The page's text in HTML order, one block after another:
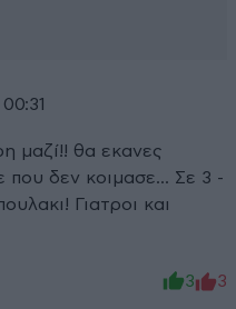
00:31
μαζί!! θα εκανες
που δεν κοιμασε... Σε 3 -
Γιατροι και
3 3